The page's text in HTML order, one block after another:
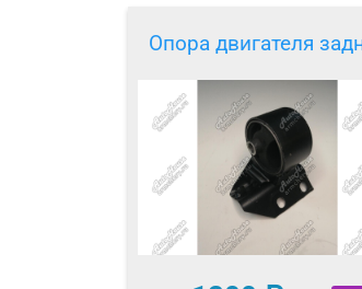
Опора двигателя